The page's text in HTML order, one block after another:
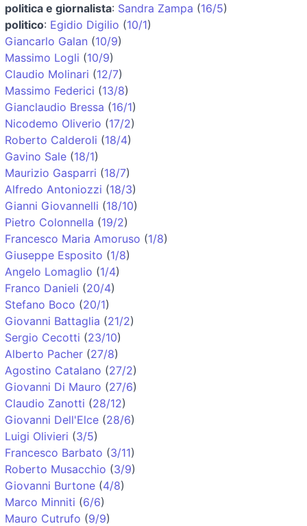
politica e giornalista: Sandra Zampa (16/5)
politico: Egidio Digilio (10/1)
Giancarlo Galan (10/9)
Massimo Logli (10/9)
Claudio Molinari (12/7)
Massimo Federici (13/8)
Gianclaudio Bressa (16/1)
Nicodemo Oliverio (17/2)
Roberto Calderoli (18/4)
Gavino Sale (18/1)
Maurizio Gasparri (18/7)
Alfredo Antoniozzi (18/3)
Gianni Giovannelli (18/10)
Pietro Colonnella (19/2)
Francesco Maria Amoruso (1/8)
Giuseppe Esposito (1/8)
Angelo Lomaglio (1/4)
Franco Danieli (20/4)
Stefano Boco (20/1)
Giovanni Battaglia (21/2)
Sergio Cecotti (23/10)
Alberto Pacher (27/8)
Agostino Catalano (27/2)
Giovanni Di Mauro (27/6)
Claudio Zanotti (28/12)
Giovanni Dell'Elce (28/6)
Luigi Olivieri (3/5)
Francesco Barbato (3/11)
Roberto Musacchio (3/9)
Giovanni Burtone (4/8)
Marco Minniti (6/6)
Mauro Cutrufo (9/9)